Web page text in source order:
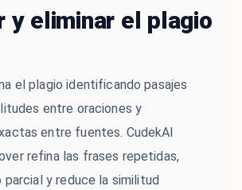
y eliminar el plagio
el plagio identificando pasajes
entre oraciones y
entre fuentes. CudekAI
refina las frases repetidas,
y reduce la similitud